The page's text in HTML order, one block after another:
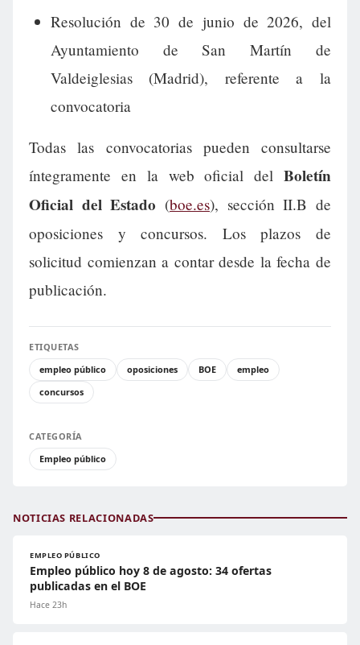
Resolución de 30 de junio de 2026, del
Ayuntamiento de San Martín de
Valdeiglesias (Madrid), referente a la
convocatoria
Todas las convocatorias pueden consultarse
íntegramente en la web oficial del Boletín
Oficial del Estado (boe.es), sección II.B de
oposiciones y concursos. Los plazos de
solicitud comienzan a contar desde la fecha de
publicación.
ETIQUETAS
empleo público
oposiciones BOE
empleo
concursos
CATEGORÍA
Empleo público
NOTICIAS RELACIONADAS
EMPLEO PÚBLICO
Empleo público hoy 8 de agosto: 34 ofertas
publicadas en el BOE
Hace 23h